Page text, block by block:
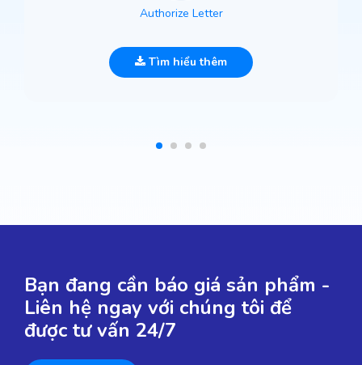
Authorize Letter
Tìm hiểu thêm
Bạn đang cần báo giá sản phẩm -
Liên hệ ngay với chúng tôi để
được tư vấn 24/7